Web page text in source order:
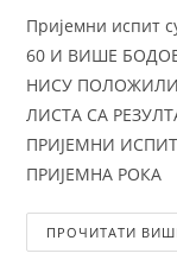
Пријемни испит
60 И ВИШЕ
НИСУ ПОЛОЖИЛИ
ЛИСТА СА
ПРИЈЕМНИ
ПРИЈЕМНА РОКА
ПРОЧИТАТИ